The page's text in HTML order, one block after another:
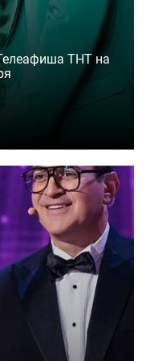
ТНТ на